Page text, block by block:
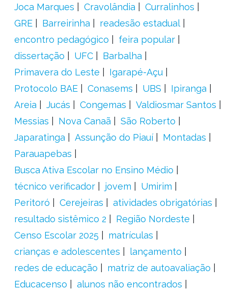
Joca Marques
Cravolândia
Curralinhos
GRE
Barreirinha
readesão estadual
encontro pedagógico
feira popular
dissertação
UFC
Barbalha
Primavera do Leste
Igarapé-Açu
Protocolo BAE
Conasems UBS
Ipiranga
Areia
Jucás Congemas
Valdiosmar Santos
Messias
Nova Canaã
São Roberto
Japaratinga
Assunção do Piauí
Montadas
Parauapebas
Busca Ativa Escolar no Ensino Médio
técnico verificador
jovem
Umirim
Peritoró
Cerejeiras
atividades obrigatórias
resultado sistêmico 2
Região Nordeste
Censo Escolar 2025
matrículas
crianças e adolescentes
lançamento
redes de educação
matriz de autoavaliação
Educacenso
alunos não encontrados